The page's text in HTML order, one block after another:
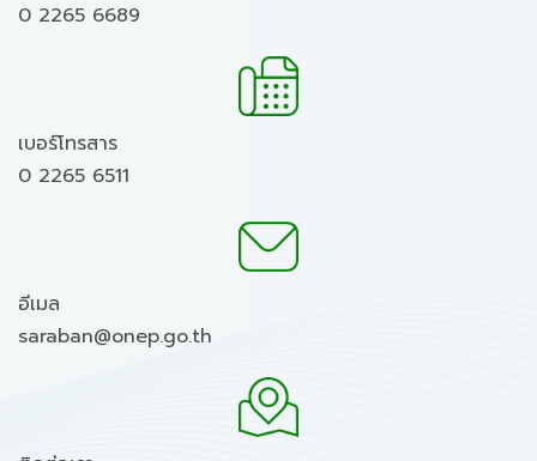
0 2265 6689
เบอร์โทรสาร
0 2265 6511
อีเมล
saraban@onep.go.th